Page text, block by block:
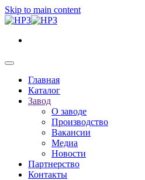
Skip to main content
Главная
Каталог
Завод
О заводе
Производство
Вакансии
Медиа
Новости
Партнерство
Контакты